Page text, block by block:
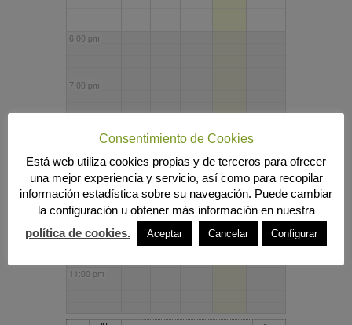
6:00 pm
7:00 pm
9:00 pm
10:00 pm
11:00 pm
Consentimiento de Cookies
Está web utiliza cookies propias y de terceros para ofrecer
una mejor experiencia y servicio, así como para recopilar
información estadística sobre su navegación. Puede cambiar
la configuración u obtener más información en nuestra
política de cookies.
Aceptar Cancelar Configurar